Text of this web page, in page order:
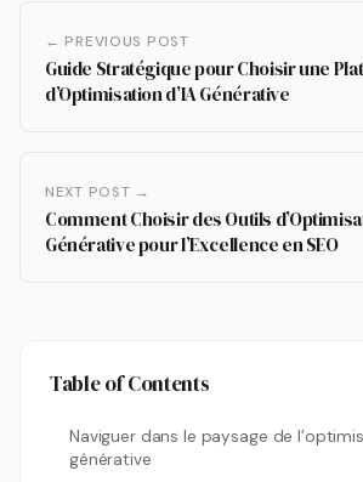
← PREVIOUS POST
Guide Stratégique pour Choisir une
d’Optimisation d’IA Générative
NEXT POST →
Comment Choisir des Outils
Générative pour l’Excellence en SEO
Table of Contents
Naviguer dans le paysage de
générative